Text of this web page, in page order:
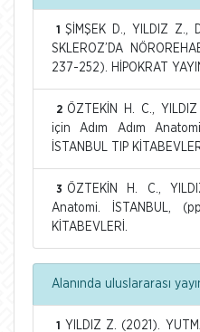
1
ŞİMŞEK D., YILDIZ Z.,
SKLEROZ’DA
237-252). HİPOKRAT
2 ÖZTEKİN H. C.,
için Adım Adım
İSTANBUL TIP
3 ÖZTEKİN H. C.,
Anatomi. İSTANBUL,
KİTABEVLERİ.
Alanında uluslararası
1
YILDIZ Z. (2021).